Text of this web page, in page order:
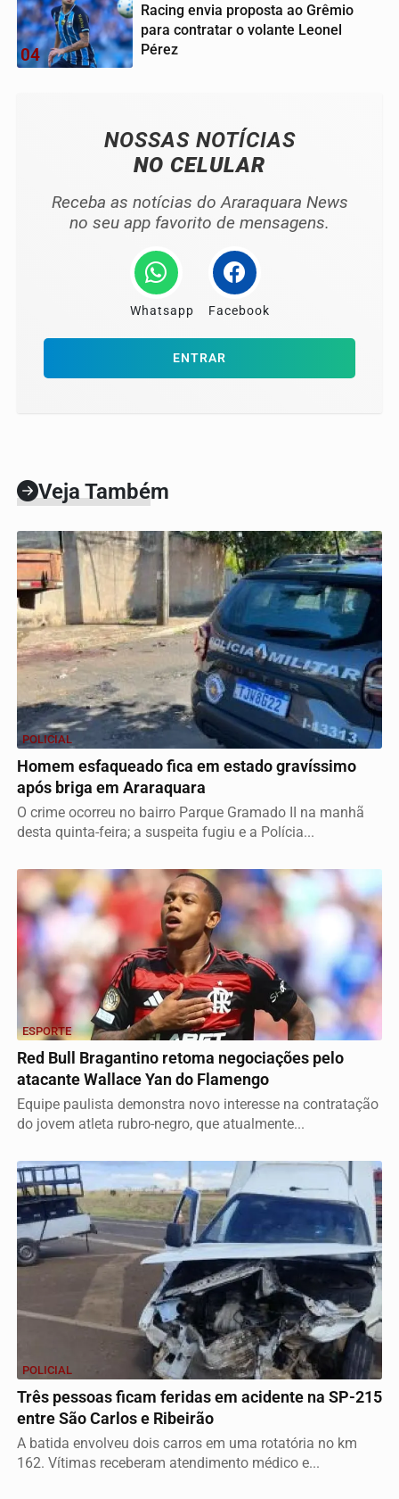
04
Racing envia proposta ao Grêmio
para contratar o volante Leonel
Pérez
NOSSAS NOTÍCIAS
NO CELULAR
Receba as notícias do Araraquara News
no seu app favorito de mensagens.
Whatsapp Facebook
ENTRAR
Veja Também
POLICIAL
Homem esfaqueado fica em estado gravíssimo
após briga em Araraquara
O crime ocorreu no bairro Parque Gramado II na manhã
desta quinta-feira; a suspeita fugiu e a Polícia...
ESPORTE
Red Bull Bragantino retoma negociações pelo
atacante Wallace Yan do Flamengo
Equipe paulista demonstra novo interesse na contratação
do jovem atleta rubro-negro, que atualmente...
POLICIAL
Três pessoas ficam feridas em acidente na SP-215
entre São Carlos e Ribeirão
A batida envolveu dois carros em uma rotatória no km
162. Vítimas receberam atendimento médico e...